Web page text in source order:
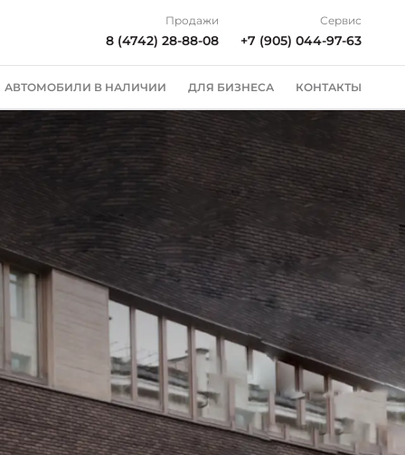
Продажи
8 (4742) 28-88-08
Сервис
+7 (905) 044-97-63
АВТОМОБИЛИ В НАЛИЧИИ ДЛЯ БИЗНЕСА КОНТАКТЫ